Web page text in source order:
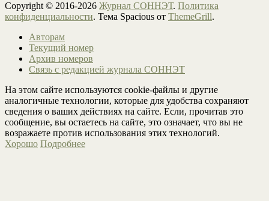
Copyright © 2016-2026 Журнал СОННЭТ. Политика
конфиденциальности. Тема Spacious от ThemeGrill.
Авторам
Текущий номер
Архив номеров
Связь с редакцией журнала СОННЭТ
На этом сайте используются cookie-файлы и другие
аналогичные технологии, которые для удобства сохраняют
сведения о ваших действиях на сайте. Если, прочитав это
сообщение, вы остаетесь на сайте, это означает, что вы не
возражаете против использования этих технологий.
Хорошо Подробнее